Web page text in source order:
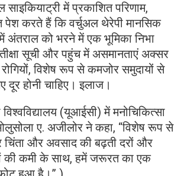
में प्रकाशित परिणाम,
करते हैं कि वर्चुअल थेरेपी मानसिक
अंतराल को भरने में एक भूमिका निभा
सूची और पहुंच में असमानताएं अक्सर
रोगियों, विशेष रूप से कमजोर समुदायों से
दूर होनी चाहिए। इलाज।
(यूआईसी) में मनोचिकित्सा
ए. अजीलोर ने कहा, “विशेष रूप से
चिंता और अवसाद की बढ़ती दरों और
की कमी के साथ, हमें जरूरत का एक